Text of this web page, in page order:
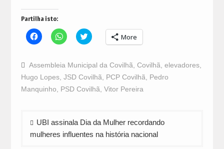
Partilha isto:
Click
to
Facebook
(Opens
in
new
window)
Click
to
WhatsApp
(Opens
in
new
window)
Click
to
Twitter
(Opens
in
new
window)
More
Assembleia Municipal da Covilhã Covilhã elevadores,
Hugo Lopes, JSD Covilhã PCP Covilhã
Pedro
Manquinho
PSD Covilhã Vitor Pereira
Navegação
de
UBI assinala Dia da Mulher recordando
mulheres influentes na história nacional